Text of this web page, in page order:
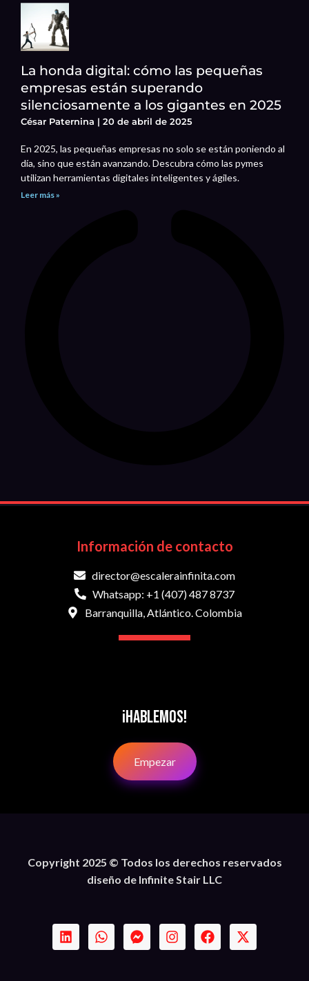
La honda digital: cómo las pequeñas
empresas están superando
silenciosamente a los gigantes en 2025
César Paternina 20 de abril de 2025
En 2025, las pequeñas empresas no solo se están poniendo al
día, sino que están avanzando. Descubra cómo las pymes
utilizan herramientas digitales inteligentes y ágiles.
Leer más »
Información de contacto
director@escalerainfinita.com
Whatsapp: +1 (407) 487 8737
Barranquilla, Atlántico. Colombia
¡Hablemos!
Empezar
Copyright 2025 © Todos los derechos reservados
diseño de Infinite Stair LLC